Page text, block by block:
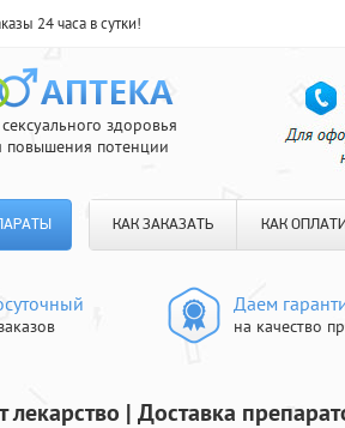
24 часа в сутки!
здоровья
повышения потенции
КАК ЗАКАЗАТЬ КАК
Даем
на качество
лекарство | Доставка